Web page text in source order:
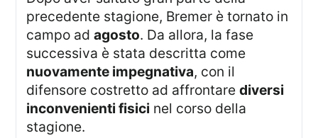
precedente stagione, Bremer è tornato in
campo adagosto. Da allora, la fase
successiva è stata descritta come
nuovamente impegnativa, con il
difensore costretto ad affrontarediversi
inconvenienti fisici nel corso della
stagione.